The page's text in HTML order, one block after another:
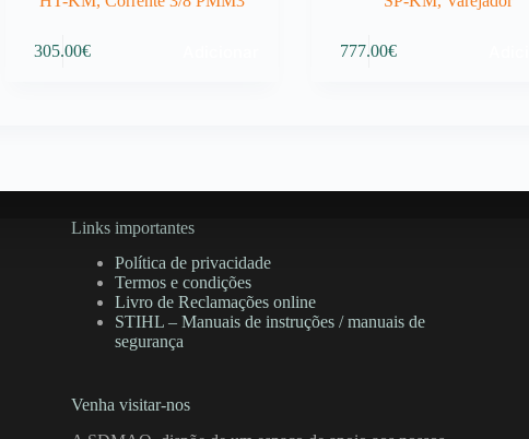
305.00€ 777.00€
Links importantes
Política de privacidade
Termos e condições
Livro de Reclamações online
STIHL – Manuais de instruções / manuais de
segurança
Venha visitar-nos